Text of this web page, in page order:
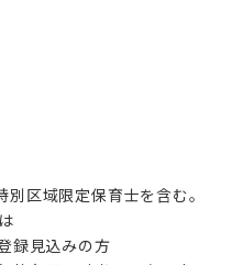
区域限定保育士を含む。
録見込みの方